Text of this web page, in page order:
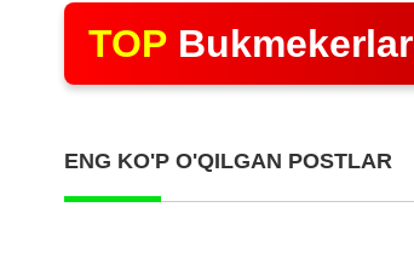
TOP Bukmekerlar
ENG KO'P O'QILGAN POSTLAR